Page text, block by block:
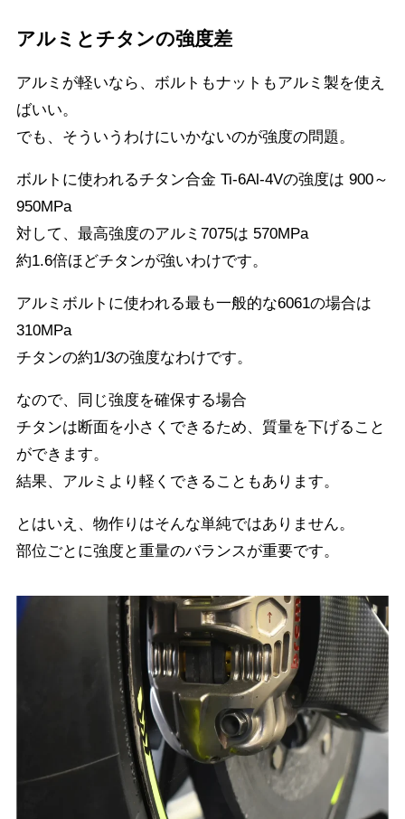
アルミとチタンの強度差
アルミが軽いなら、ボルトもナットもアルミ製を使え
ばいい。
でも、そういうわけにいかないのが強度の問題。
ボルトに使われるチタン合金 Ti-6Al-4Vの強度は 900～
950MPa
対して、最高強度のアルミ7075は 570MPa
約1.6倍ほどチタンが強いわけです。
アルミボルトに使われる最も一般的な6061の場合は
310MPa
チタンの約1/3の強度なわけです。
なので、同じ強度を確保する場合
チタンは断面を小さくできるため、質量を下げること
ができます。
結果、アルミより軽くできることもあります。
とはいえ、物作りはそんな単純ではありません。
部位ごとに強度と重量のバランスが重要です。